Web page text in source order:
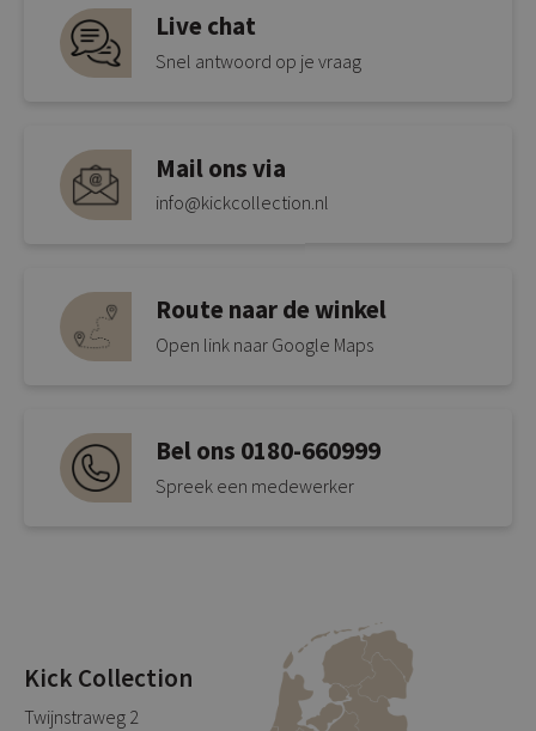
Live chat
Snel antwoord op je vraag
Mail ons via
info@kickcollection.nl
Route naar de winkel
Open link naar Google Maps
Bel ons 0180-660999
Spreek een medewerker
Kick Collection
Twijnstraweg 2